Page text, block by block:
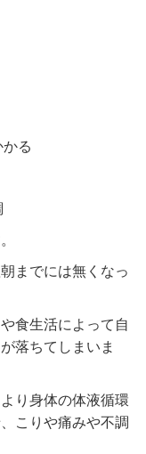
る
までには無くなっ
食生活によって自
落ちてしまいま
り身体の体液循環
こりや痛みや不調